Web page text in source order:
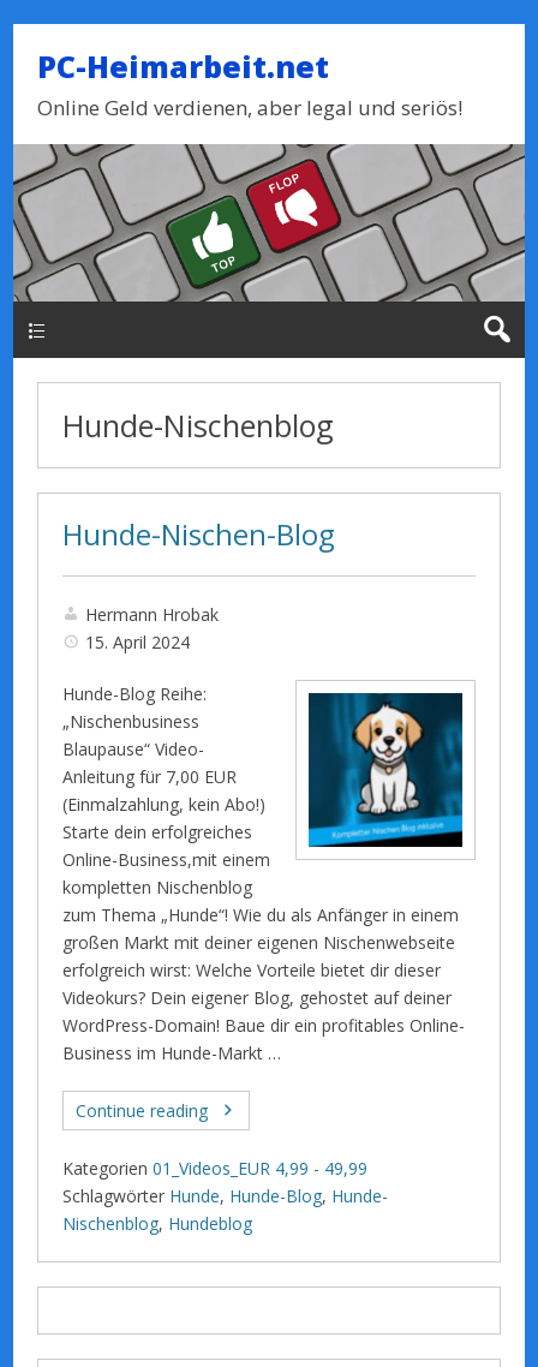
PC-Heimarbeit.net
Online Geld verdienen, aber legal und seriös!
Hunde-Nischenblog
Hunde-Nischen-Blog
Hermann Hrobak
15. April 2024
Hunde-Blog Reihe:
„Nischenbusiness
Blaupause“ Video-
Anleitung für 7,00 EUR
(Einmalzahlung, kein Abo!)
Starte dein erfolgreiches
Online-Business,mit einem
kompletten Nischenblog
zum Thema „Hunde“! Wie du als Anfänger in einem
großen Markt mit deiner eigenen Nischenwebseite
erfolgreich wirst: Welche Vorteile bietet dir dieser
Videokurs? Dein eigener Blog, gehostet auf deiner
WordPress-Domain! Baue dir ein profitables Online-
Business im Hunde-Markt …
Continue reading
Kategorien 01_Videos_EUR 4,99 - 49,99
Schlagwörter Hunde, Hunde-Blog, Hunde-
Nischenblog, Hundeblog